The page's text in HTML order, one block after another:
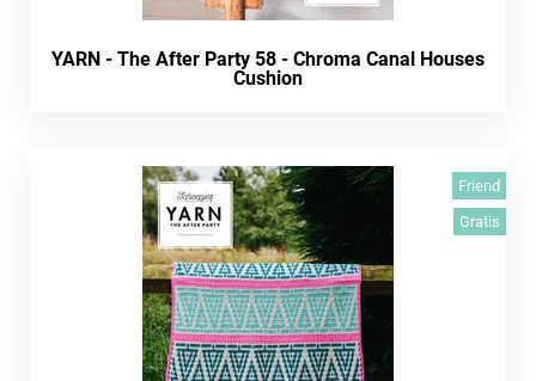
YARN - The After Party 58 - Chroma Canal Houses
Cushion
Friend
Gratis